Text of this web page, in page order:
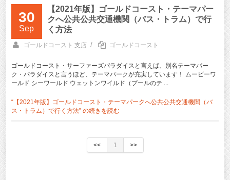
30
Sep
【2021年版】ゴールドコースト・テーマパー
クへ公共公共交通機関（バス・トラム）で行
く方法
ゴールドコースト 支店 / ゴールドコースト
ゴールドコースト・サーファーズパラダイスと言えば、別名テーマパー
ク・パラダイスと言うほど、テーマパークが充実しています！ ムービーワ
ールド シーワールド ウェットンワイルド（プールのテ ...
“【2021年版】ゴールドコースト・テーマパークへ公共公共交通機関（バ
ス・トラム）で行く方法” の続きを読む
<< 1 >>